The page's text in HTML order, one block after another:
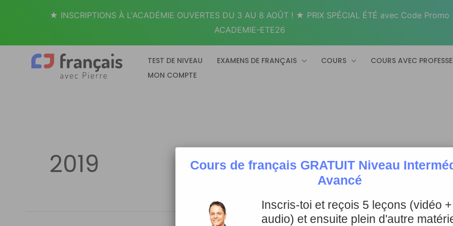
TEST DE NIVEAU EXAMENS DE FRANÇAIS COURS COURS AVEC
MON COMPTE
2019
Cours de français GRATUIT Niveau
Avancé
Inscris-toi et reçois 5 leçons (vidéo
audio) et ensuite plein d'autre
★ INSCRIPTIONS À L'ACADÉMIE OUVERTES DU 3 AU 8 AOÛT ! ★ PRIX SPÉCIAL ÉTÉ avec Code Promo
ACADEMIE-ETE26